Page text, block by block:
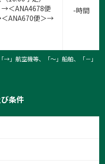
→＜ANA4678便
ANA670便＞→
-時間
→」航空機等、「〜」船舶、「－」
条件